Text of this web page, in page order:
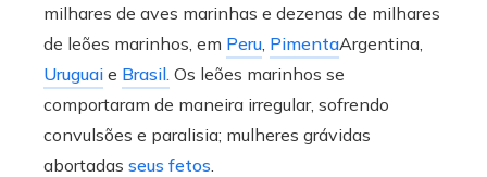
milhares de aves marinhas e dezenas de milhares
de leões marinhos, em Peru PimentaArgentina,
Uruguai e Brasil. Os leões marinhos se
comportaram de maneira irregular, sofrendo
convulsões e paralisia; mulheres grávidas
abortadas seus fetos